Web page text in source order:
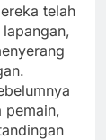
telah
pemain,